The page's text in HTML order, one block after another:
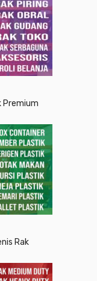
Premium
Rak